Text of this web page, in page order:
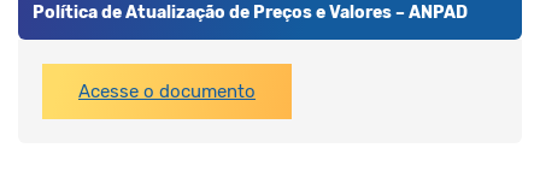
Política de Atualização de Preços e Valores – ANPAD
Acesse o documento